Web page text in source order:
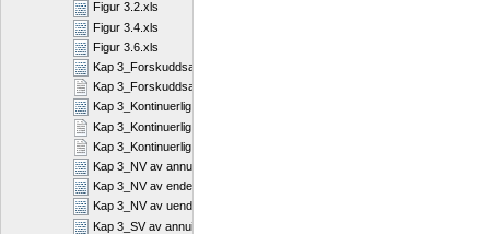
Figur 3.2.xls
Figur 3.4.xls
Figur 3.6.xls
Kap 3_Forskuddsannuitet.pdf
Kap 3_Forskuddsannuitet.rtf
Kap 3_Kontinuerlig rente.pdf
Kap 3_Kontinuerlig rente.rtf
Kap 3_Kontinuerlig rente.rtf
Kap 3_NV av annuitet.pdf
Kap 3_NV av endelig annuitet med konstant vekst.pdf
Kap 3_NV av uendelig annuitet med konstant vekst.pdf
Kap 3_SV av annuitet.pdf